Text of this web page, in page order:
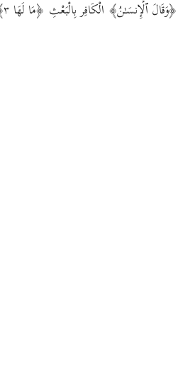
﴿وَقَالَ ٱلۡإِنسَـٰنُ﴾ الْكَافِر بِالْبَعْثِ ﴿مَا لَهَا ٣﴾ إِنْكَارًا لتلك الحالة